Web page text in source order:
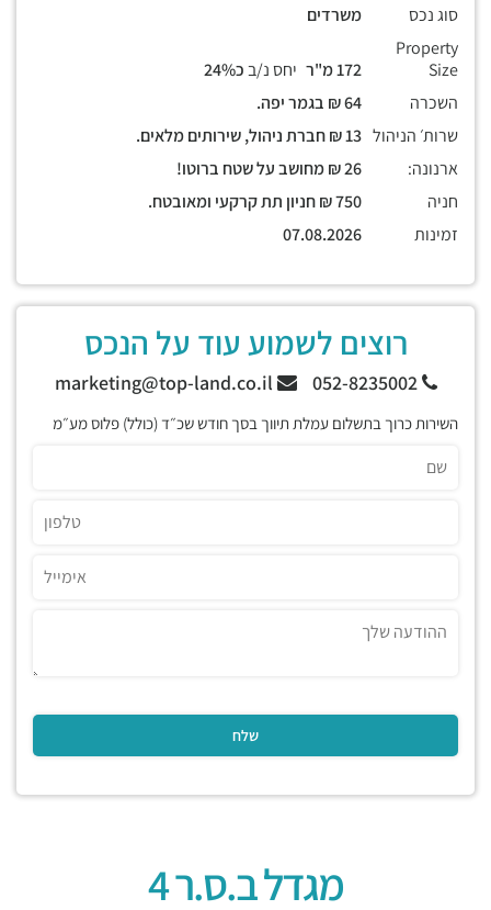
סוג נכס
משרדים
Property
Size
יחס נ/בכ24%
השכרה
שרות׳ הניהול
ארנונה:
חניה
זמינות
רוצים לשמוע עוד על הנכס
052-8235002
השירות כרוך בתשלום עמלת תיווך בסך חודש שכ״ד (כולל) פלוס מע״מ
מגדל ב.ס.ר 4